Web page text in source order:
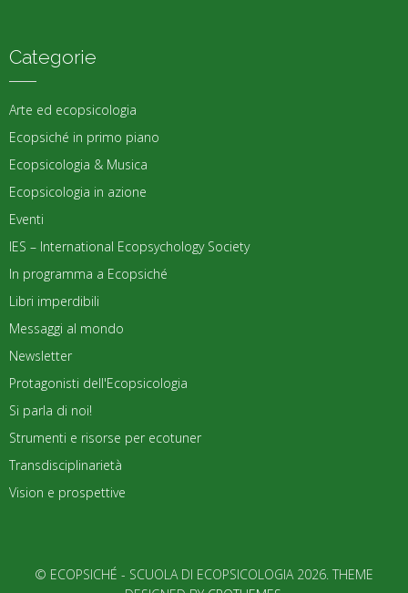
Categorie
Arte ed ecopsicologia
Ecopsiché in primo piano
Ecopsicologia & Musica
Ecopsicologia in azione
Eventi
IES – International Ecopsychology Society
In programma a Ecopsiché
Libri imperdibili
Messaggi al mondo
Newsletter
Protagonisti dell'Ecopsicologia
Si parla di noi!
Strumenti e risorse per ecotuner
Transdisciplinarietà
Vision e prospettive
© ECOPSICHÉ - SCUOLA DI ECOPSICOLOGIA 2026. THEME